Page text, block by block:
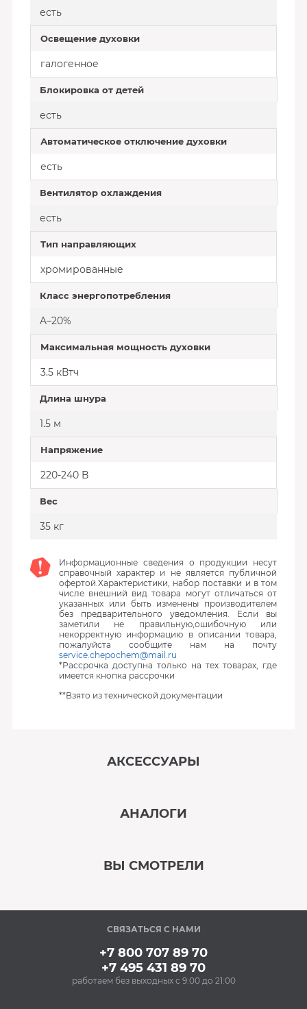
есть
Освещение духовки
галогенное
Блокировка от детей
есть
Автоматическое отключение духовки
есть
Вентилятор охлаждения
есть
Тип направляющих
хромированные
Класс энергопотребления
A–20%
Максимальная мощность духовки
3.5 кВтч
Длина шнура
1.5 м
Напряжение
220-240 В
Вес
35 кг
Информационные сведения о продукции несут
справочный характер и не является публичной
офертой.Характеристики, набор поставки и в том
числе внешний вид товара могут отличаться от
указанных или быть изменены производителем
без предварительного уведомления. Если вы
заметили не правильную,ошибочную или
некорректную информацию в описании товара,
пожалуйста сообщите нам на почту
service.chepochem@mail.ru
*Рассрочка доступна только на тех товарах, где
имеется кнопка рассрочки
**Взято из технической документации
АКСЕССУАРЫ
АНАЛОГИ
ВЫ СМОТРЕЛИ
В наличии
СВЯЗАТЬСЯ С НАМИ
+7 800 707 89 70
+7 495 431 89 70
работаем без выходных с 9:00 до 21:00